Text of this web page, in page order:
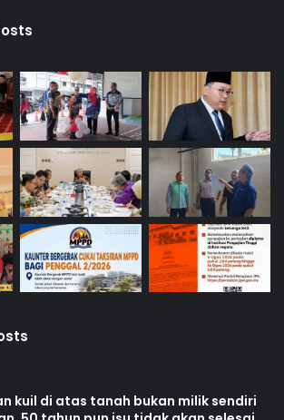
kuil di atas tanah bukan milik sendiri